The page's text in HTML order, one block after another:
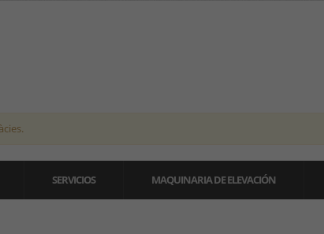
SERVICIOS MAQUINARIA DE ELEVACIÓN